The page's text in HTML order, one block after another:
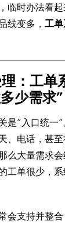
临时办法看
线变多， 工
：工单
少需求”
是“入口统一”
、电话，甚
么大量需求
工单很少，
会支持并整合